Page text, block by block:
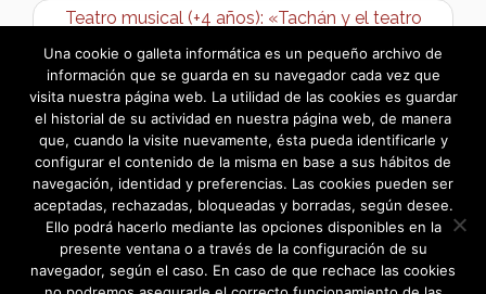
Teatro musical (+4 años): «Tachán y el teatro
encantado» →
Una cookie o galleta informática es un pequeño archivo de
información que se guarda en su navegador cada vez que
visita nuestra página web. La utilidad de las cookies es guardar
el historial de su actividad en nuestra página web, de manera
que, cuando la visite nuevamente, ésta pueda identificarle y
configurar el contenido de la misma en base a sus hábitos de
navegación, identidad y preferencias. Las cookies pueden ser
aceptadas, rechazadas, bloqueadas y borradas, según desee.
Ello podrá hacerlo mediante las opciones disponibles en la
presente ventana o a través de la configuración de su
navegador, según el caso. En caso de que rechace las cookies